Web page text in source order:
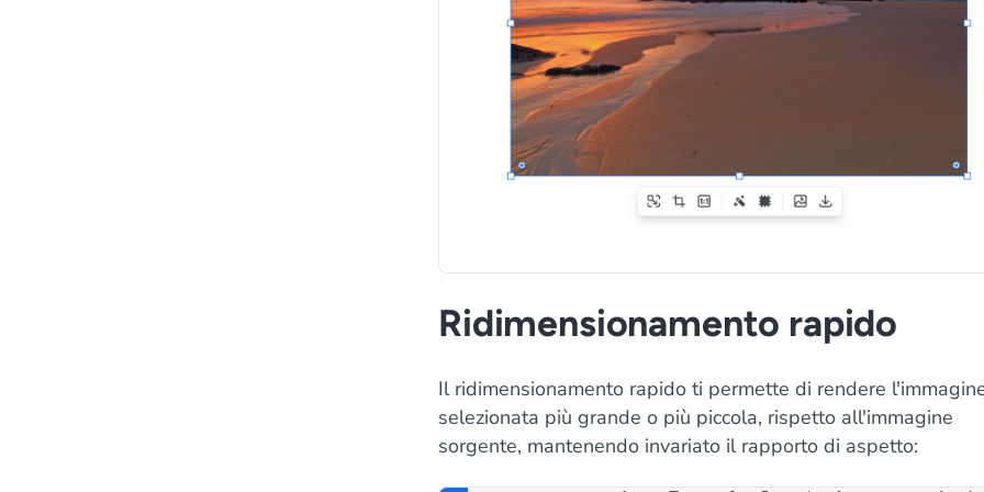
Ridimensionamento rapido
Il ridimensionamento rapido ti permette di rendere
selezionata più grande o più piccola, rispetto all'immagine
sorgente, mantenendo invariato il rapporto di aspetto: